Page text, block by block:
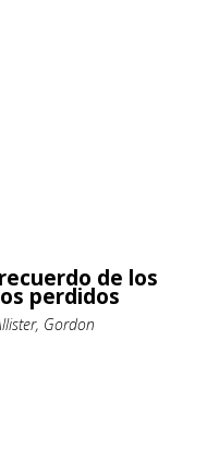
de los
perdidos
Gordon